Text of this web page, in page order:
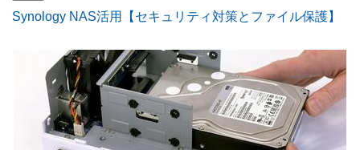
Synology NAS活用【セキュリティ対策とファイル保護】